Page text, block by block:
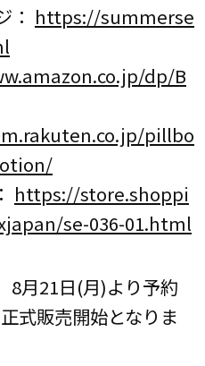
： https://summerse
dp/B
pillbo
https://store.shoppi
se-036-01.html
月21日(月)より予約
式販売開始となりま